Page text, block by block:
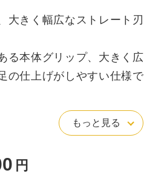
大きく幅広なストレート刃
る本体グリップ、大きく広
の仕上げがしやすい仕様で
ん。
もっと見る
円